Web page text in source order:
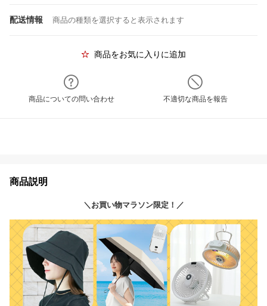
配送情報 商品の種類を選択すると表示されます
商品をお気に入りに追加
商品についての問い合わせ 不適切な商品を報告
商品説明
＼お買い物マラソン限定！／